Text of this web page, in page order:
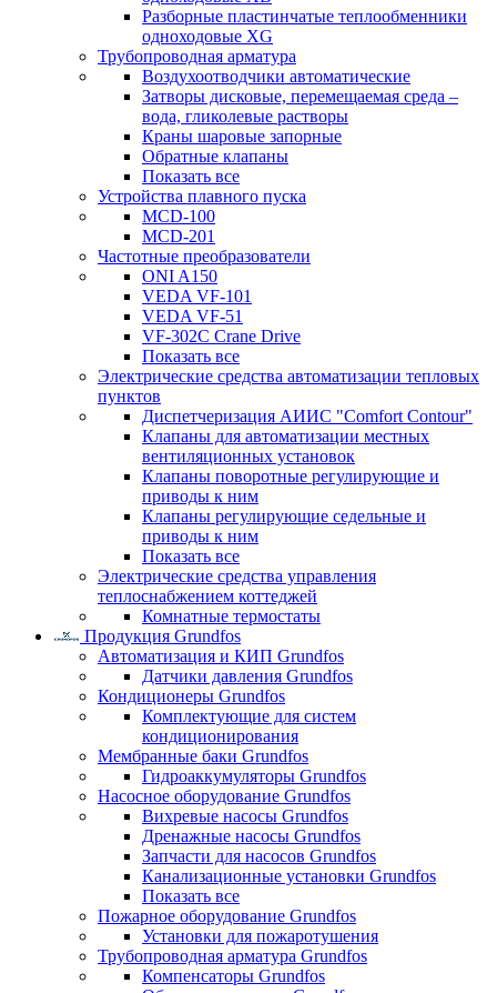
Разборные пластинчатые теплообменники
одноходовые ХG
Трубопроводная арматура
Воздухоотводчики автоматические
Затворы дисковые, перемещаемая среда –
вода, гликолевые растворы
Краны шаровые запорные
Обратные клапаны
Показать все
Устройства плавного пуска
MCD-100
MCD-201
Частотные преобразователи
ONI A150
VEDA VF-101
VEDA VF-51
VF-302C Crane Drive
Показать все
Электрические средства автоматизации тепловых
пунктов
Диспетчеризация АИИС "Comfort Contour"
Клапаны для автоматизации местных
вентиляционных установок
Клапаны поворотные регулирующие и
приводы к ним
Клапаны регулирующие седельные и
приводы к ним
Показать все
Электрические средства управления
теплоснабжением коттеджей
Комнатные термостаты
Продукция Grundfos
Автоматизация и КИП Grundfos
Датчики давления Grundfos
Кондиционеры Grundfos
Комплектующие для систем
кондиционирования
Мембранные баки Grundfos
Гидроаккумуляторы Grundfos
Насосное оборудование Grundfos
Вихревые насосы Grundfos
Дренажные насосы Grundfos
Запчасти для насосов Grundfos
Канализационные установки Grundfos
Показать все
Пожарное оборудование Grundfos
Установки для пожаротушения
Трубопроводная арматура Grundfos
Компенсаторы Grundfos